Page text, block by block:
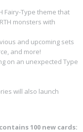
Fairy-Type theme that
monsters with
and upcoming sets
and more!
on an unexpected Type
will also launch
100 new cards: